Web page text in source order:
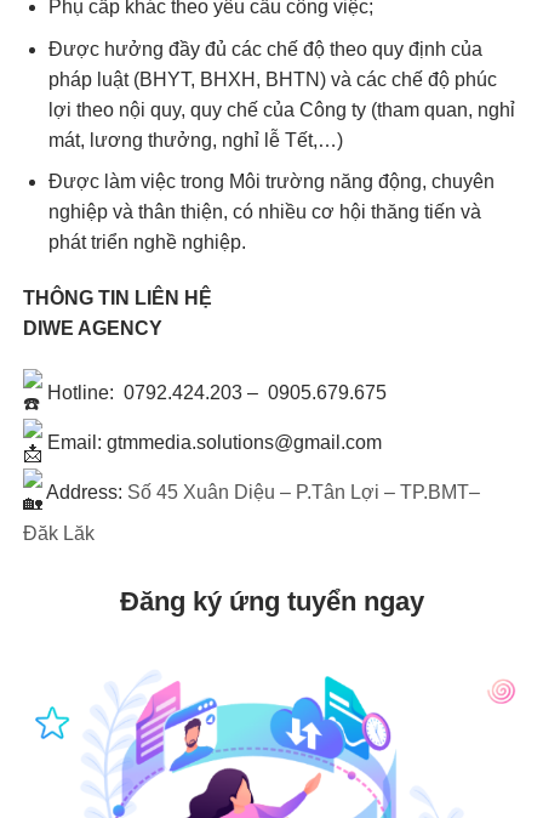
Phụ cấp khác theo yêu cầu công việc;
Được hưởng đầy đủ các chế độ theo quy định của
pháp luật (BHYT, BHXH, BHTN) và các chế độ phúc
lợi theo nội quy, quy chế của Công ty (tham quan, nghỉ
mát, lương thưởng, nghỉ lễ Tết,…)
Được làm việc trong Môi trường năng động, chuyên
nghiệp và thân thiện, có nhiều cơ hội thăng tiến và
phát triển nghề nghiệp.
THÔNG TIN LIÊN HỆ
DIWE AGENCY
Hotline: 0792.424.203 – 0905.679.675
Email: gtmmedia.solutions@gmail.com
Address: Số 45 Xuân Diệu – P.Tân Lợi – TP.BMT–
Đăk Lăk
Đăng ký ứng tuyển ngay